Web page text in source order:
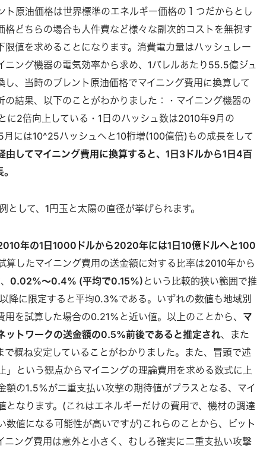
ト原油価格は世界標準のエネルギー価格の１つだからとし
格どちらの場合も人件費など様々な副次的コストを無視す
限値を求めることになります。消費電力量はハッシュレー
ニング機器の電気効率から求め、1バレルあたり55.5億ジュ
し、当時のブレント原油価格でマイニング費用に換算して
の結果、以下のことがわかりました：・マイニング機器の
に2倍向上している・1日のハッシュ数は2010年9月の
には10^25ハッシュへと10桁増(100億倍)もの成長をして
由してマイニング費用に換算すると、1日3ドルから1日4百
として、1円玉と太陽の直径が挙げられます。
年の1日1000ドルから2020年には1日10億ドルへと100
算したマイニング費用の送金額に対する比率は2010年から
0.02%～0.4% (平均で0.15%) という比較的狭い範囲で推
降に限定すると平均0.3%である。いずれの数値も地域別
用を試算した場合の0.21%と近い値。以上のことから、 マ
ットワークの送金額の0.5%前後であると推定され、また
概ね安定していることがわかりました。また、冒頭で述
」という観点からマイニングの理論費用を求める数式に上
額の1.5%が二重支払い攻撃の期待値がプラスとなる、マイ
となります。(これはエネルギーだけの費用で、機材の調達
数値になる可能性が高いですが)これらのことから、ビット
ニング費用は意外と小さく、むしろ確実に二重支払い攻撃